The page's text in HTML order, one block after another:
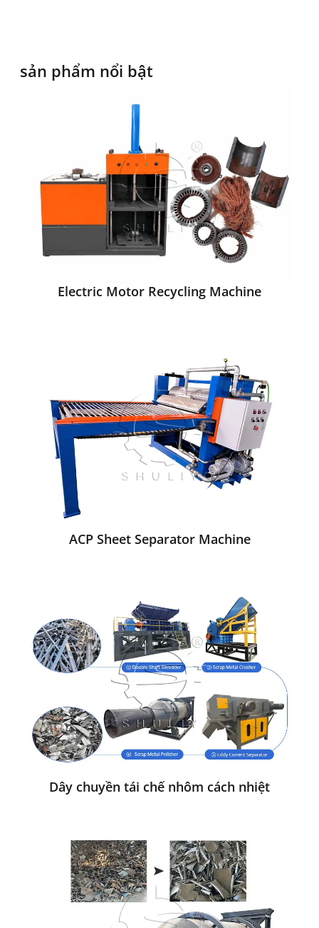
sản phẩm nổi bật
Electric Motor Recycling Machine
ACP Sheet Separator Machine
Dây chuyền tái chế nhôm cách nhiệt